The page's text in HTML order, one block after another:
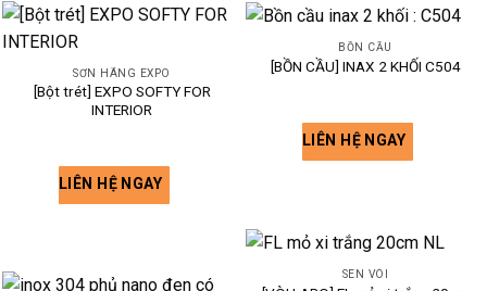
SƠN HÃNG EXPO
[Bột trét] EXPO SOFTY FOR
INTERIOR
LIÊN HỆ NGAY
BỒN CẦU
[BỒN CẦU] INAX 2 KHỐI C504
LIÊN HỆ NGAY
SEN VÒI